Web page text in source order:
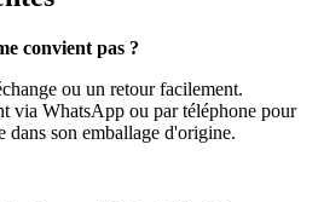
convient pas ?
ou un retour facilement.
via WhatsApp ou par téléphone pour
dans son emballage d'origine.